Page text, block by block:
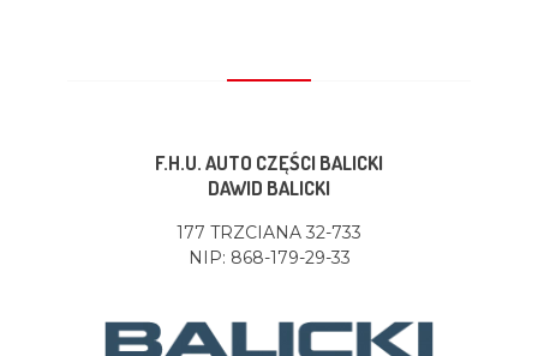
F.H.U. AUTO CZĘŚCI BALICKI
DAWID BALICKI
177 TRZCIANA 32-733
NIP: 868-179-29-33